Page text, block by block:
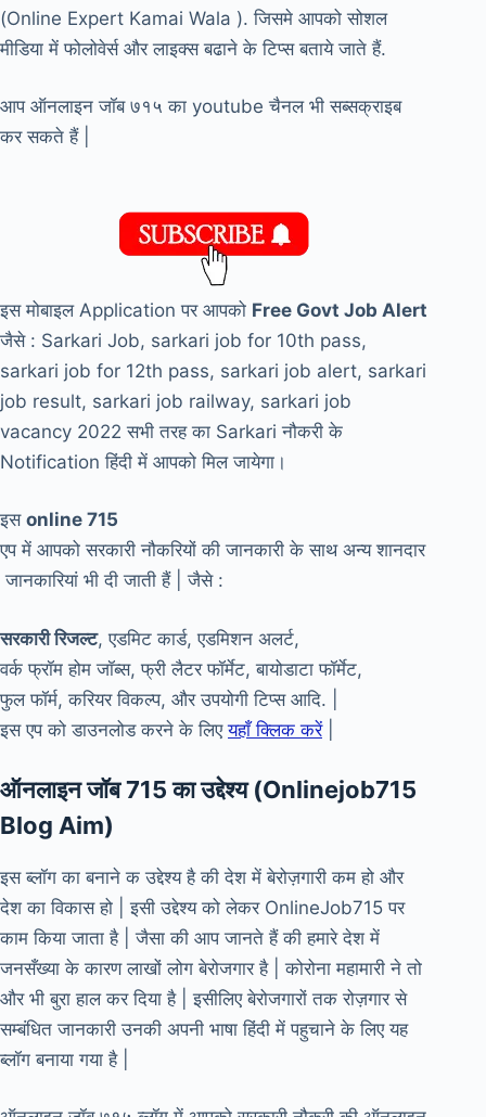
(Online Expert Kamai Wala ). जिसमे आपको सोशल
मीडिया में फोलोवेर्स और लाइक्स बढाने के टिप्स बताये जाते हैं.
आप ऑनलाइन जॉब ७१५ का youtube चैनल भी सब्सक्राइब
कर सकते हैं |
इस मोबाइल Application पर आपको Free Govt Job Alert
जैसे : Sarkari Job, sarkari job for 10th pass,
sarkari job for 12th pass, sarkari job alert, sarkari
job result, sarkari job railway, sarkari job
vacancy 2022 सभी तरह का Sarkari नौकरी के
Notification हिंदी में आपको मिल जायेगा।
इस online 715
एप में आपको सरकारी नौकरियों की जानकारी के साथ अन्य शानदार
जानकारियां भी दी जाती हैं | जैसे :
सरकारी रिजल्ट, एडमिट कार्ड, एडमिशन अलर्ट,
वर्क फ्रॉम होम जॉब्स, फ्री लैटर फॉर्मेट, बायोडाटा फॉर्मेट,
फुल फॉर्म, करियर विकल्प, और उपयोगी टिप्स आदि. |
इस एप को डाउनलोड करने के लिएयहाँ क्लिक करें|
ऑनलाइन जॉब 715 का उद्देश्य (Onlinejob715
Blog Aim)
इस ब्लॉग का बनाने क उद्देश्य है की देश में बेरोज़गारी कम हो और
देश का विकास हो | इसी उद्देश्य को लेकर OnlineJob715 पर
काम किया जाता है | जैसा की आप जानते हैं की हमारे देश में
जनसँख्या के कारण लाखों लोग बेरोजगार है | कोरोना महामारी ने तो
और भी बुरा हाल कर दिया है | इसीलिए बेरोजगारों तक रोज़गार से
सम्बंधित जानकारी उनकी अपनी भाषा हिंदी में पहुचाने के लिए यह
ब्लॉग बनाया गया है |